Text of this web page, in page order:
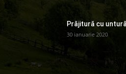
Prăjitură cu
30 ianuarie 2020